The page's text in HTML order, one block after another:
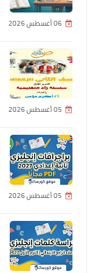
06 أغسطس 2026
05 أغسطس 2026
05 أغسطس 2026